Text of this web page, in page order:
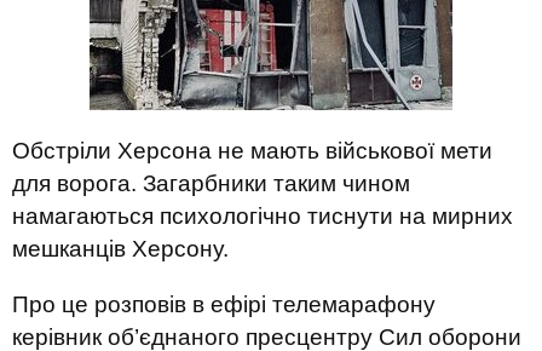
Обстріли Херсона не мають військової мети
для ворога. Загарбники таким чином
намагаються психологічно тиснути на мирних
мешканців Херсону.
Про це розповів в ефірі телемарафону
керівник об’єднаного пресцентру Сил оборони